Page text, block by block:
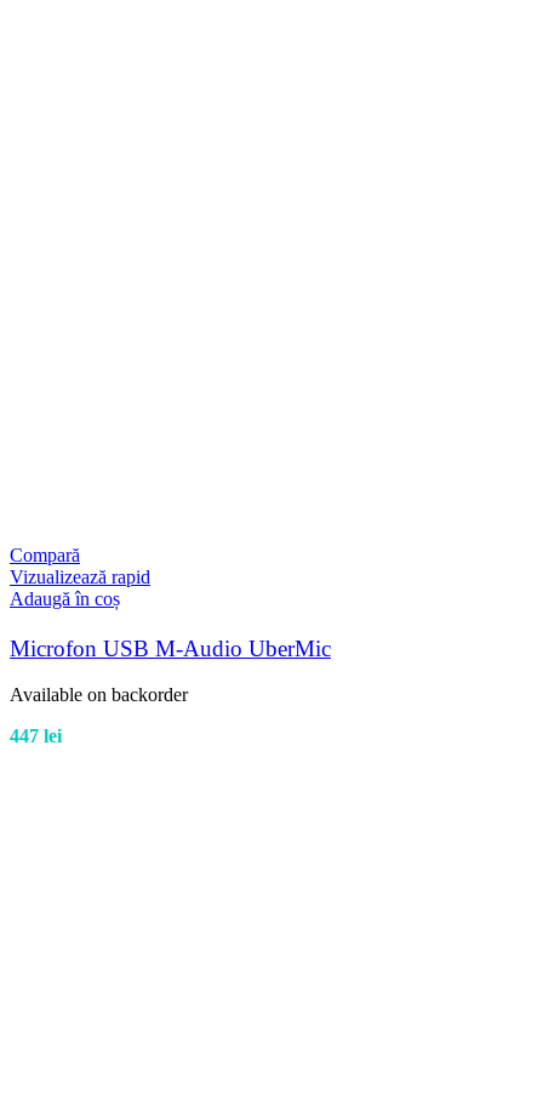
Compară
Vizualizează rapid
Adaugă în coș
Microfon USB M-Audio UberMic
Available on backorder
447 lei